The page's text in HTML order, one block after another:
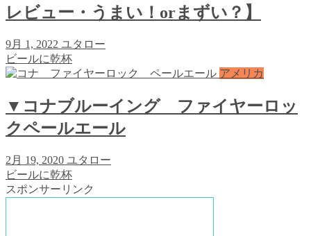
レビュー・うまい！orまずい？】
9月 1, 2022 ユタロー
ビールに乾杯
アメリカ
▼コナブルーイング ファイヤーロッ
クペールエール
2月 19, 2020 ユタロー
ビールに乾杯
スポンサーリンク